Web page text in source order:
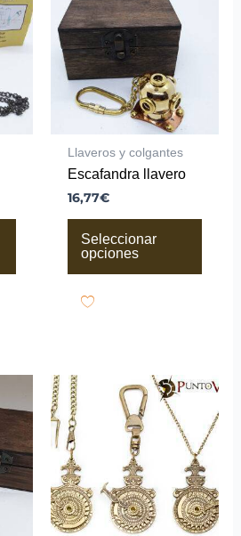
Llaveros y colgantes
Escafandra llavero
16,77€
Seleccionar
opciones
tiene
múltiples
variantes.
Las
opciones
se
pueden
elegir
la
de
producto
Este
producto
tiene
múltiples
variantes.
Las
opciones
se
pueden
elegir